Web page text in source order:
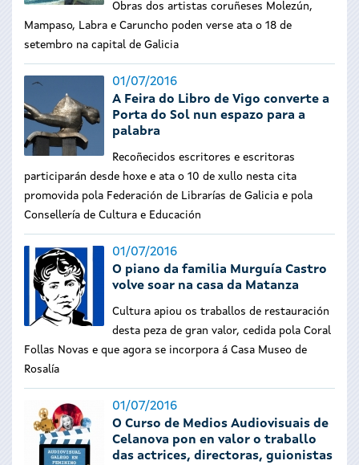
Obras dos artistas coruñeses Molezún,
Mampaso, Labra e Caruncho poden verse ata o 18 de
setembro na capital de Galicia
01/07/2016
A Feira do Libro de Vigo converte a
Porta do Sol nun espazo para a
palabra
Recoñecidos escritores e escritoras
participarán desde hoxe e ata o 10 de xullo nesta cita
promovida pola Federación de Librarías de Galicia e pola
Consellería de Cultura e Educación
01/07/2016
O piano da familia Murguía Castro
volve soar na casa da Matanza
Cultura apiou os traballos de restauración
desta peza de gran valor, cedida pola Coral
Follas Novas e que agora se incorpora á Casa Museo de
Rosalía
01/07/2016
O Curso de Medios Audiovisuais de
Celanova pon en valor o traballo
das actrices, directoras, guionistas